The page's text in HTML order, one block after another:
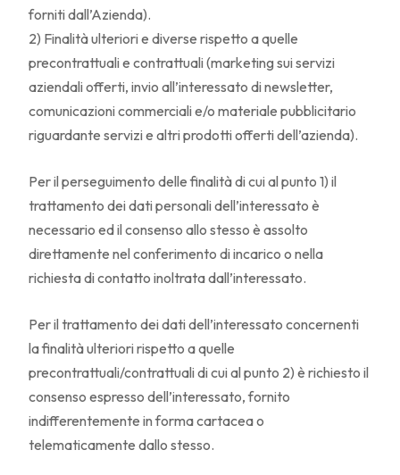
forniti dall’Azienda).
2) Finalità ulteriori e diverse rispetto a quelle
precontrattuali e contrattuali (marketing sui servizi
aziendali offerti, invio all’interessato di newsletter,
comunicazioni commerciali e/o materiale pubblicitario
riguardante servizi e altri prodotti offerti dell’azienda).
Per il perseguimento delle finalità di cui al punto 1) il
trattamento dei dati personali dell’interessato è
necessario ed il consenso allo stesso è assolto
direttamente nel conferimento di incarico o nella
richiesta di contatto inoltrata dall’interessato.
Per il trattamento dei dati dell’interessato concernenti
la finalità ulteriori rispetto a quelle
precontrattuali/contrattuali di cui al punto 2) è richiesto il
consenso espresso dell’interessato, fornito
indifferentemente in forma cartacea o
telematicamente dallo stesso.